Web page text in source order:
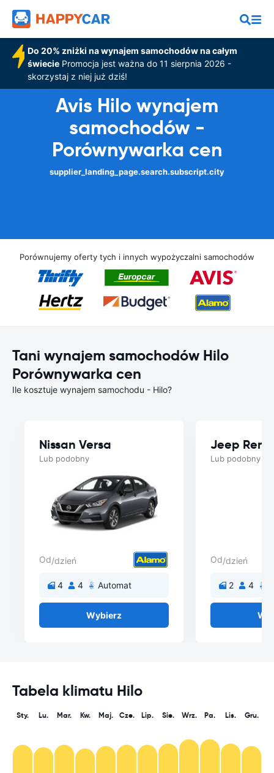
Do 20% zniżki na wynajem samochodów na całym
świeciePromocja jest ważna do 11 sierpnia 2026 -
skorzystaj z niej już dziś!
Avis Hilo wynajem
samochodów -
Porównywarka cen
supplier_landing_page.search.subscript.city
Porównujemy oferty tych i innych wypożyczalni samochodów
Tani wynajem samochodów Hilo
Porównywarka cen
Ile kosztuje wynajem samochodu - Hilo?
Nissan Versa
Lub podobny
Od/dzień
4 4 Automat
Wybierz
Jeep
Lub podobny
Od/dzień
2 4
Tabela klimatu Hilo
Sty. Lu. Mar. Kw. Maj. Cze. Lip. Sie. Wrz. Pa. Lis. Gru.